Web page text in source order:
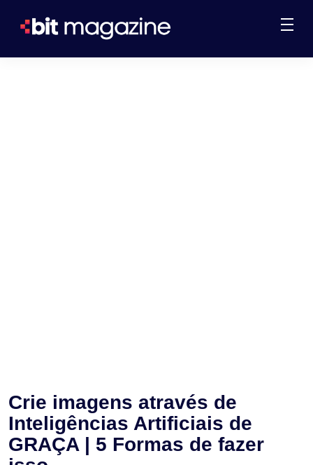
Crie imagens através de
Inteligências Artificiais de
GRAÇA | 5 Formas de fazer